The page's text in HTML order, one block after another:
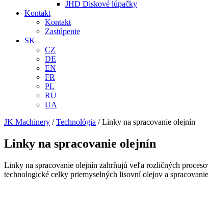
JHD Diskové lúpačky
Kontakt
Kontakt
Zastúpenie
SK
CZ
DE
EN
FR
PL
RU
UA
JK Machinery /Technológia /Linky na spracovanie olejnín
Linky na spracovanie olejnín
Linky na spracovanie olejnín zahrňujú veľa rozličných
technologické celky priemyselných lisovní olejov a